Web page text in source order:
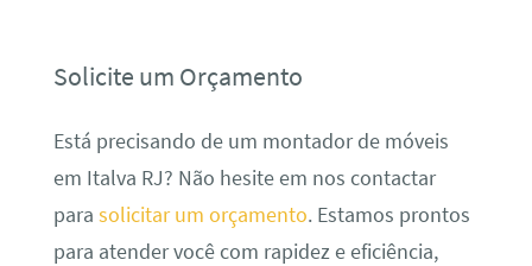
Solicite um Orçamento
Está precisando de um montador de móveis
em Italva RJ? Não hesite em nos contactar
para solicitar um orçamento. Estamos prontos
para atender você com rapidez e eficiência,